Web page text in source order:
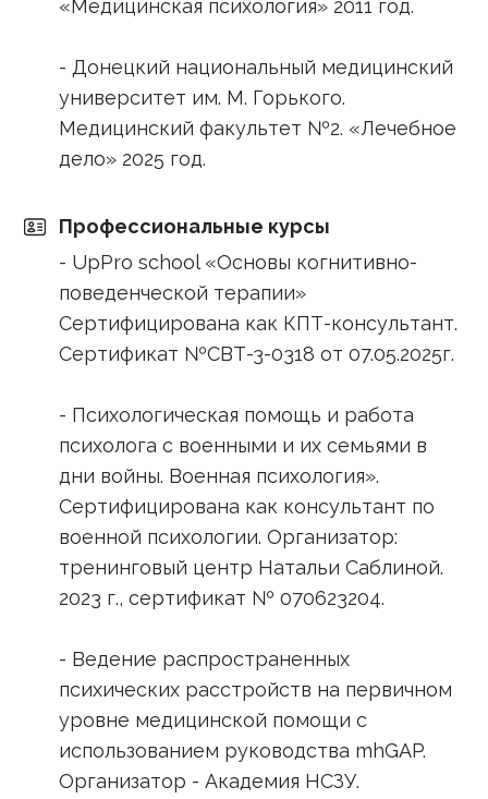
«Медицинская психология» 2011 год.
- Донецкий национальный медицинский
университет им. М. Горького.
Медицинский факультет №2. «Лечебное
дело» 2025 год.
Профессиональные курсы
- UpPro school «Основы когнитивно-
поведенческой терапии»
Сертифицирована как КПТ-консультант.
Сертификат №СВТ-3-0318 от 07.05.2025г.
- Психологическая помощь и работа
психолога с военными и их семьями в
дни войны. Военная психология».
Сертифицирована как консультант по
военной психологии. Организатор:
тренинговый центр Натальи Саблиной.
2023 г., сертификат № 070623204.
- Ведение распространенных
психических расстройств на первичном
уровне медицинской помощи с
использованием руководства mhGAP.
Организатор - Академия НСЗУ.